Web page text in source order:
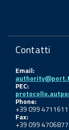
Contatti
Email:
PEC:
Phone:
+39 099 4711611
Fax:
+39 099 4706877